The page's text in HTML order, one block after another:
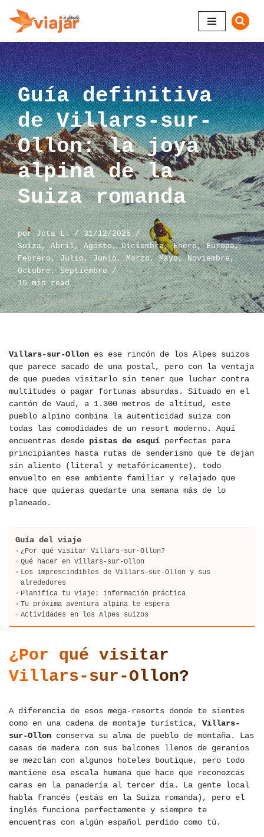
Saltar
al
contenido
Guía definitiva
de Villars-sur-
Ollon: la joya
alpina de la
Suiza romanda
porJota L.
31/12/2025
Suiza,Abril,Agosto,Diciembre,Enero,Europa,
Febrero,Julio,Junio,Marzo,Mayo,Noviembre,
Octubre,Septiembre
15 min read
Villars-sur-Ollon es ese rincón de los Alpes suizos
que parece sacado de una postal, pero con la ventaja
de que puedes visitarlo sin tener que luchar contra
multitudes o pagar fortunas absurdas. Situado en el
cantón de Vaud, a 1.300 metros de altitud, este
pueblo alpino combina la autenticidad suiza con
todas las comodidades de un resort moderno. Aquí
encuentras desde pistas de esquí perfectas para
principiantes hasta rutas de senderismo que te dejan
sin aliento (literal y metafóricamente), todo
envuelto en ese ambiente familiar y relajado que
hace que quieras quedarte una semana más de lo
planeado.
Guía del viaje
¿Por qué visitar Villars-sur-Ollon?
Qué hacer en Villars-sur-Ollon
Los imprescindibles de Villars-sur-Ollon y sus
alrededores
Planifica tu viaje: información práctica
Tu próxima aventura alpina te espera
Actividades en los Alpes suizos
¿Por qué visitar
Villars-sur-Ollon?
A diferencia de esos mega-resorts donde te sientes
como en una cadena de montaje turística, Villars-
sur-Ollon conserva su alma de pueblo de montaña. Las
casas de madera con sus balcones llenos de geranios
se mezclan con algunos hoteles boutique, pero todo
mantiene esa escala humana que hace que reconozcas
caras en la panadería al tercer día. La gente local
habla francés (estás en la Suiza romanda), pero el
inglés funciona perfectamente y siempre te
encuentras con algún español perdido como tú.